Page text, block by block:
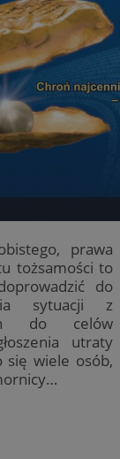
prawa
tożsamości to
do
sytuacji z
do celów
utraty
się wiele osób,